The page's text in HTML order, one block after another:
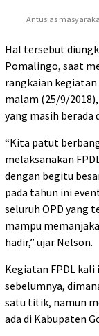
Antusias
Hal tersebut
Pomalingo, saat
rangkaian kegiatan
malam (25/9/
yang masih berada
“Kita patut
melaksanakan
dengan begitu
pada tahun ini
seluruh OPD yang
mampu
hadir,” ujar Nelson.
Kegiatan FPDL
sebelumnya,
satu titik, namun
ada di Kabupaten